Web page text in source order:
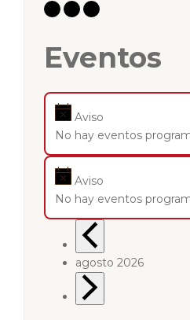
Eventos
Aviso
No hay eventos
Aviso
No hay eventos
agosto 2026